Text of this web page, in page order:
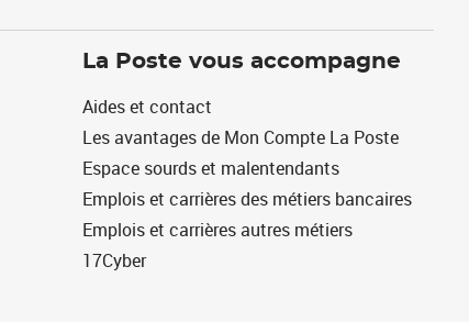
La Poste vous accompagne
Aides et contact
Les avantages de Mon Compte La Poste
Espace sourds et malentendants
Emplois et carrières des métiers bancaires
Emplois et carrières autres métiers
17Cyber